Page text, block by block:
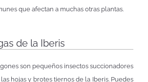
que afectan a muchas otras plantas.
de la Iberis
son pequeños insectos succionadores
hojas y brotes tiernos de la Iberis. Puedes